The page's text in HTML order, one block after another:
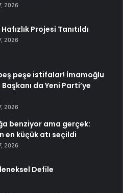
2026
Projesi Tanıtıldı
2026
peş peşe istifalar! İmamoğlu
da Yeni Parti’ye
2026
benziyor ama gerçek:
en küçük atı seçildi
2026
Defile